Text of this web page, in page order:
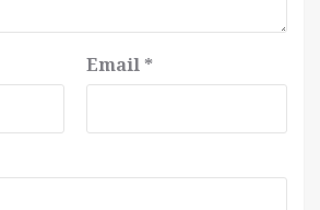
Email *